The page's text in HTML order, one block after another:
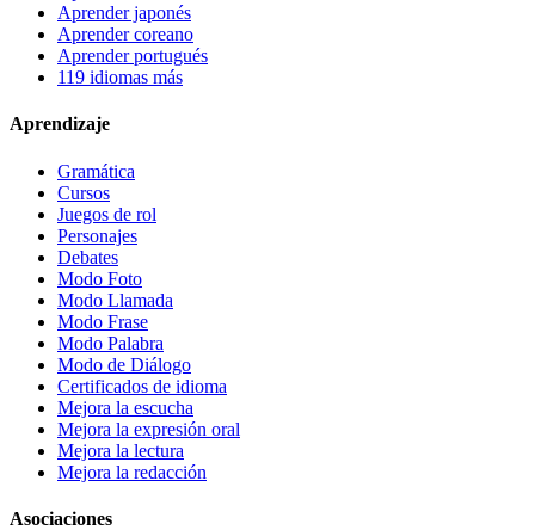
Aprender japonés
Aprender coreano
Aprender portugués
119 idiomas más
Aprendizaje
Gramática
Cursos
Juegos de rol
Personajes
Debates
Modo Foto
Modo Llamada
Modo Frase
Modo Palabra
Modo de Diálogo
Certificados de idioma
Mejora la escucha
Mejora la expresión oral
Mejora la lectura
Mejora la redacción
Asociaciones